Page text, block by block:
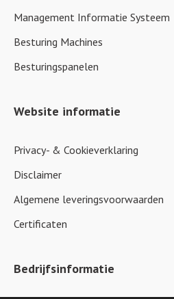
Management Informatie Systeem
Besturing Machines
Besturingspanelen
Website informatie
Privacy- & Cookieverklaring
Disclaimer
Algemene leveringsvoorwaarden
Certificaten
Bedrijfsinformatie